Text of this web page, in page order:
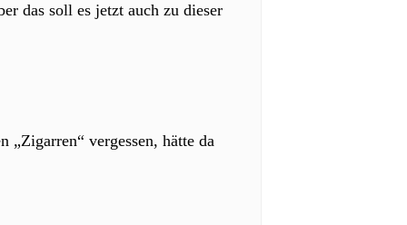
das soll es jetzt auch zu dieser
vergessen, hätte da